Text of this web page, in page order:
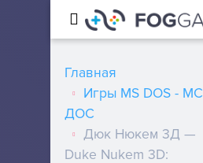
Главная
Игры MS DOS - МС
ДОС
Дюк Нюкем 3Д —
Duke Nukem 3D: